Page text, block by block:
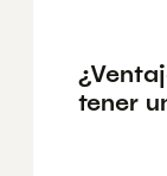
tener